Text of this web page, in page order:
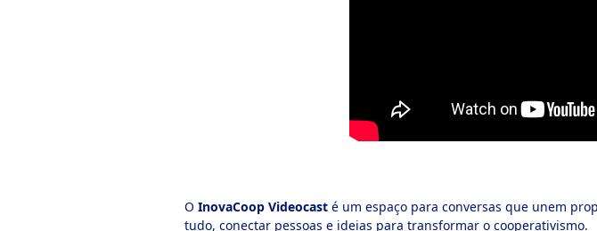
O InovaCoop Videocast é um espaço para conversas que unem
tudo, conectar pessoas e ideias para transformar o cooperativismo.